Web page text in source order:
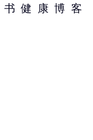
健康博客